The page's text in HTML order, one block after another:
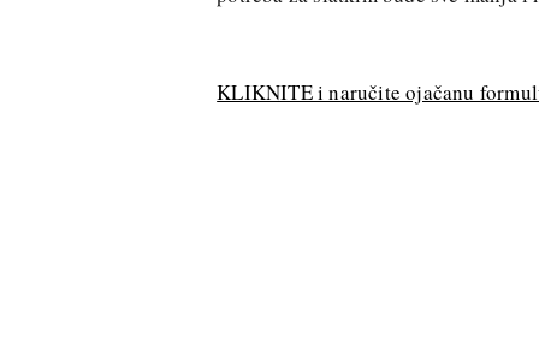
KLIKNITE i naručite ojačanu